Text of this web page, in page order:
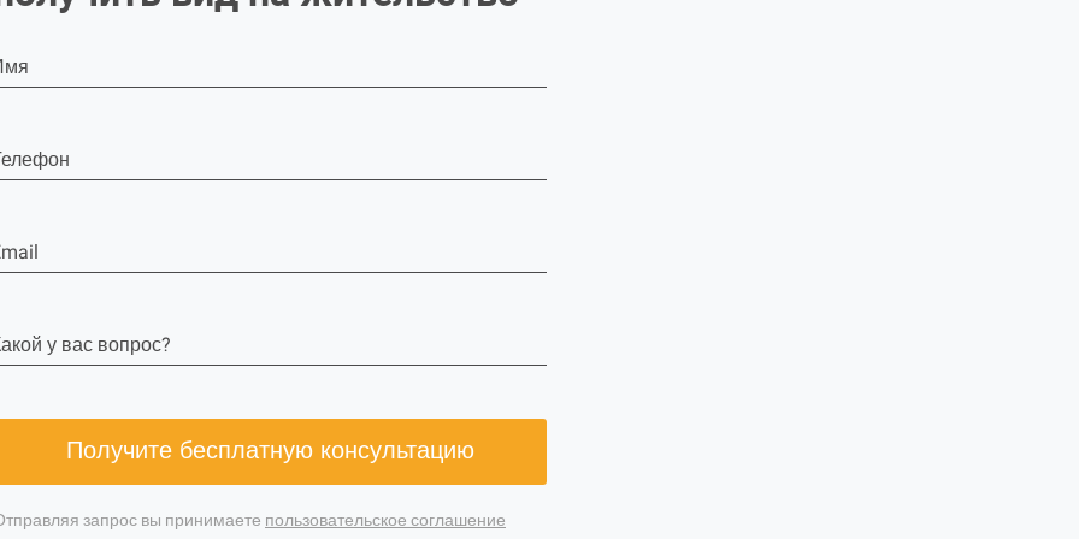
у вас вопрос?
Получите бесплатную консультацию
запрос вы принимаете пользовательское соглашение